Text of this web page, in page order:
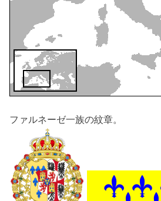
ファルネーゼ一族の紋章。